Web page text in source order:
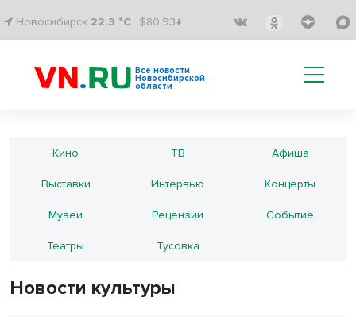
Новосибирск 22.3 °C $80.93↓
Все новости
Новосибирской
области
Кино ТВ Афиша
Выставки Интервью Концерты
Музеи Рецензии Событие
Театры Тусовка
Новости культуры